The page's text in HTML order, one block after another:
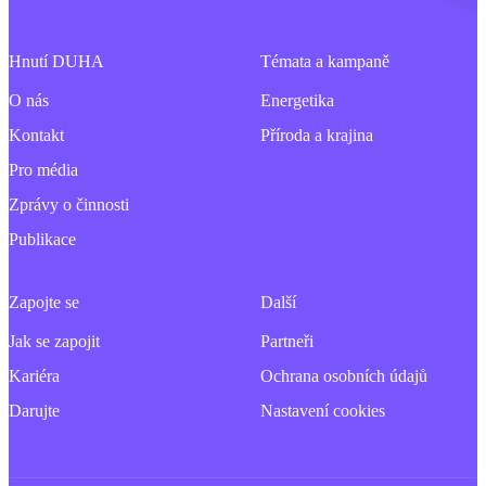
Hnutí DUHA
O nás
Kontakt
Pro média
Zprávy o činnosti
Publikace
Témata a kampaně
Energetika
Příroda a krajina
Zapojte se
Jak se zapojit
Kariéra
Darujte
Další
Partneři
Ochrana osobních údajů
Nastavení cookies